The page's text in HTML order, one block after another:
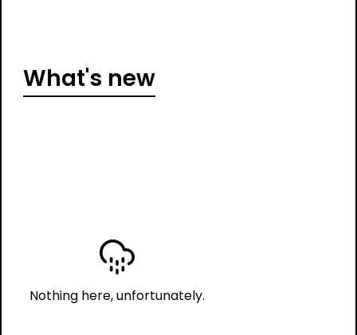
What's new
Nothing here, unfortunately.